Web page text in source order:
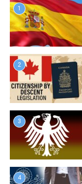
1
2
3
4